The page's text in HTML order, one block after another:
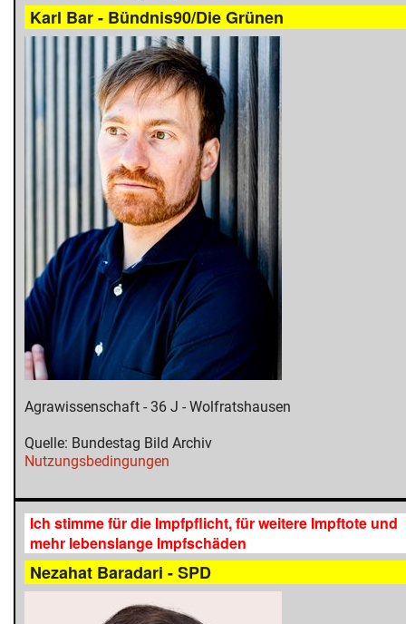
Karl Bar - Bündnis90/Die Grünen
Agrawissenschaft - 36 J - Wolfratshausen
Quelle: Bundestag Bild Archiv
Nutzungsbedingungen
Ich stimme für die Impfpflicht, für weitere Impftote und
mehr lebenslange Impfschäden
Nezahat Baradari - SPD